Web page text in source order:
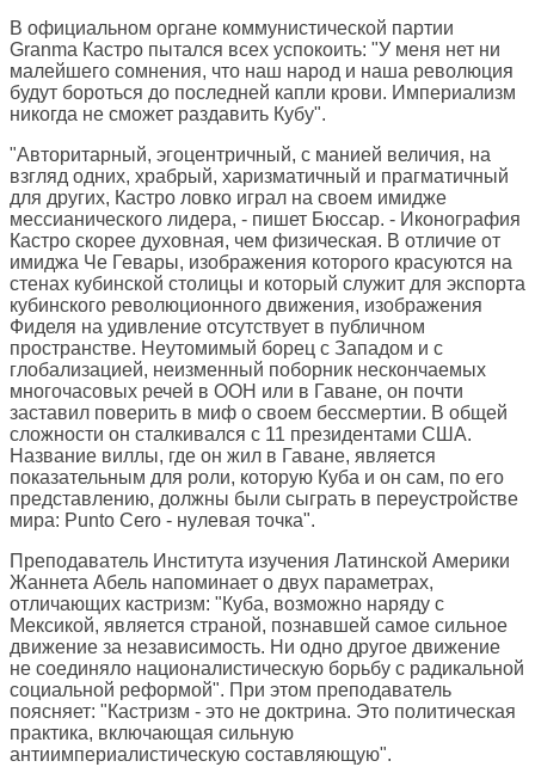
В официальном органе коммунистической партии
Granma Кастро пытался всех успокоить: "У меня нет ни
малейшего сомнения, что наш народ и наша революция
будут бороться до последней капли крови. Империализм
никогда не сможет раздавить Кубу".
"Авторитарный, эгоцентричный, с манией величия, на
взгляд одних, храбрый, харизматичный и прагматичный
для других, Кастро ловко играл на своем имидже
мессианического лидера, - пишет Бюссар. - Иконография
Кастро скорее духовная, чем физическая. В отличие от
имиджа Че Гевары, изображения которого красуются на
стенах кубинской столицы и который служит для экспорта
кубинского революционного движения, изображения
Фиделя на удивление отсутствует в публичном
пространстве. Неутомимый борец с Западом и с
глобализацией, неизменный поборник нескончаемых
многочасовых речей в ООН или в Гаване, он почти
заставил поверить в миф о своем бессмертии. В общей
сложности он сталкивался с 11 президентами США.
Название виллы, где он жил в Гаване, является
показательным для роли, которую Куба и он сам, по его
представлению, должны были сыграть в переустройстве
мира: Punto Cero - нулевая точка".
Преподаватель Института изучения Латинской Америки
Жаннета Абель напоминает о двух параметрах,
отличающих кастризм: "Куба, возможно наряду с
Мексикой, является страной, познавшей самое сильное
движение за независимость. Ни одно другое движение
не соединяло националистическую борьбу с радикальной
социальной реформой". При этом преподаватель
поясняет: "Кастризм - это не доктрина. Это политическая
практика, включающая сильную
антиимпериалистическую составляющую".